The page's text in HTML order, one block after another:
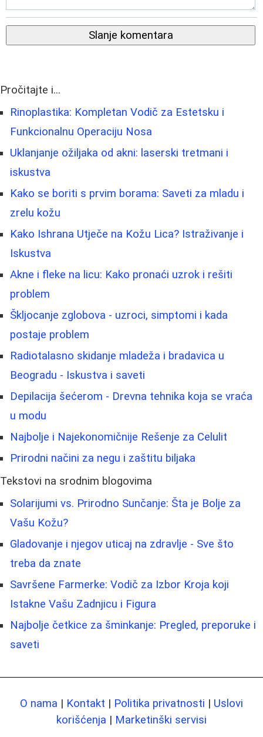
Slanje komentara
Pročitajte i...
Rinoplastika: Kompletan Vodič za Estetsku i
Funkcionalnu Operaciju Nosa
Uklanjanje ožiljaka od akni: laserski tretmani i
iskustva
Kako se boriti s prvim borama: Saveti za mladu i
zrelu kožu
Kako Ishrana Utječe na Kožu Lica? Istraživanje i
Iskustva
Akne i fleke na licu: Kako pronaći uzrok i rešiti
problem
Škljocanje zglobova - uzroci, simptomi i kada
postaje problem
Radiotalasno skidanje mladeža i bradavica u
Beogradu - Iskustva i saveti
Depilacija šećerom - Drevna tehnika koja se vraća
u modu
Najbolje i Najekonomičnije Rešenje za Celulit
Prirodni načini za negu i zaštitu biljaka
Tekstovi na srodnim blogovima
Solarijumi vs. Prirodno Sunčanje: Šta je Bolje za
Vašu Kožu?
Gladovanje i njegov uticaj na zdravlje - Sve što
treba da znate
Savršene Farmerke: Vodič za Izbor Kroja koji
Istakne Vašu Zadnjicu i Figura
Najbolje četkice za šminkanje: Pregled, preporuke i
saveti
O nama | Kontakt | Politika privatnosti | Uslovi
korišćenja | Marketinški servisi